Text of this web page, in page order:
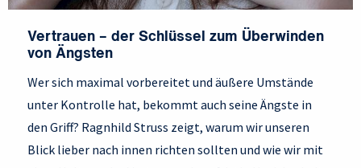
Vertrauen – der Schlüssel zum Überwinden
von Ängsten
Wer sich maximal vorbereitet und äußere Umstände
unter Kontrolle hat, bekommt auch seine Ängste in
den Griff? Ragnhild Struss zeigt, warum wir unseren
Blick lieber nach innen richten sollten und wie wir mit